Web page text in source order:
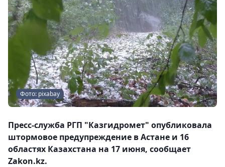
Фото: pixabay
Пресс-служба РГП "Казгидромет" опубликовала
штормовое предупреждение в Астане и 16
областях Казахстана на 17 июня, сообщает
Zakon.kz.